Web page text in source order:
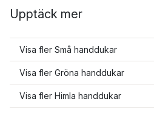
Upptäck mer
Visa fler Små handdukar
Visa fler Gröna handdukar
Visa fler Himla handdukar